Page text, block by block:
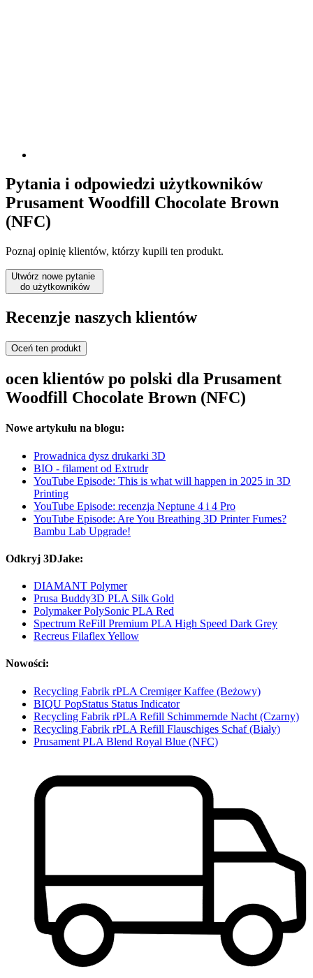
Pytania i odpowiedzi użytkowników
Prusament Woodfill Chocolate Brown
(NFC)
Poznaj opinię klientów, którzy kupili ten produkt.
Utwórz nowe pytanie
do użytkowników
Recenzje naszych klientów
Oceń ten produkt
ocen klientów po polski dla Prusament
Woodfill Chocolate Brown (NFC)
Nowe artykułu na blogu:
Prowadnica dysz drukarki 3D
BIO - filament od Extrudr
YouTube Episode: This is what will happen in 2025 in 3D
Printing
YouTube Episode: recenzja Neptune 4 i 4 Pro
YouTube Episode: Are You Breathing 3D Printer Fumes?
Bambu Lab Upgrade!
Odkryj 3DJake:
DIAMANT Polymer
Prusa Buddy3D PLA Silk Gold
Polymaker PolySonic PLA Red
Spectrum ReFill Premium PLA High Speed Dark Grey
Recreus Filaflex Yellow
Nowości:
Recycling Fabrik rPLA Cremiger Kaffee (Beżowy)
BIQU PopStatus Status Indicator
Recycling Fabrik rPLA Refill Schimmernde Nacht (Czarny)
Recycling Fabrik rPLA Refill Flauschiges Schaf (Biały)
Prusament PLA Blend Royal Blue (NFC)